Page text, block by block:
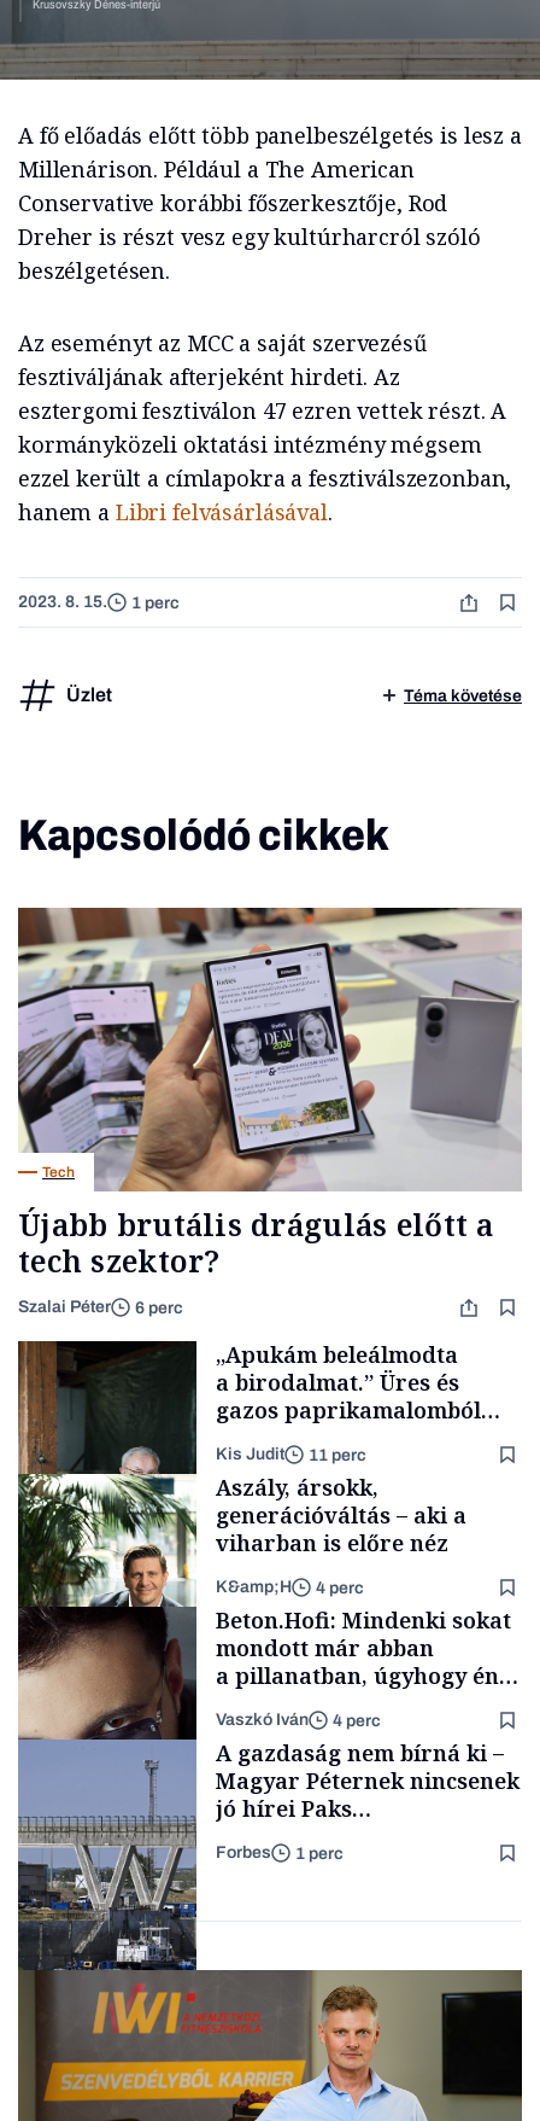
Krusovszky Dénes-interjú
A fő előadás előtt több panelbeszélgetés is lesz a
Millenárison. Például a The American
Conservative korábbi főszerkesztője, Rod
Dreher is részt vesz egy kultúrharcról szóló
beszélgetésen.
Az eseményt az MCC a saját szervezésű
fesztiváljának afterjeként hirdeti. Az
esztergomi fesztiválon 47 ezren vettek részt. A
kormányközeli oktatási intézmény mégsem
ezzel került a címlapokra a fesztiválszezonban,
hanem a Libri felvásárlásával.
2023. 8. 15. 1 perc
Üzlet Téma követése
Kapcsolódó cikkek
Tech
Újabb brutális drágulás előtt a
tech szektor?
Szalai Péter 6 perc
Családi
vállalkozások
„Apukám beleálmodta
a birodalmat.” Üres és
gazos paprikamalomból
lett az igazi családi
fűszersztori
Kis Judit 11 perc
TÁMOGATÓI
Aszály, ársokk,
generációváltás – aki a
viharban is előre néz
K&amp;H 4 perc
Forbes-sztori
Beton.Hofi: Mindenki sokat
mondott már abban
a pillanatban, úgyhogy én
a legsarkosabb
gondolataimat akartam
kimondani
Vaszkó Iván 4 perc
A gazdaság nem bírná ki –
Magyar Péternek nincsenek
jó hírei Paks
újraindításáról
Forbes 1 perc